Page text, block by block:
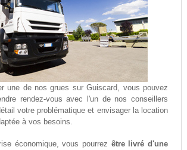
une de nos grues sur Guiscard, vous pouvez
rendez-vous avec l'un de nos conseillers
votre problématique et envisager la location
à vos besoins.
économique, vous pourrez être livré d'une